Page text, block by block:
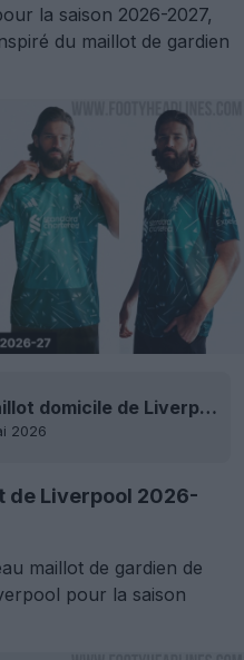
la saison 2026-2027,
du maillot de gardien
Le maillot domicile de Liverpool 2026-2027 est dévoilé
2026
de Liverpool 2026-
maillot de gardien de
pour la saison